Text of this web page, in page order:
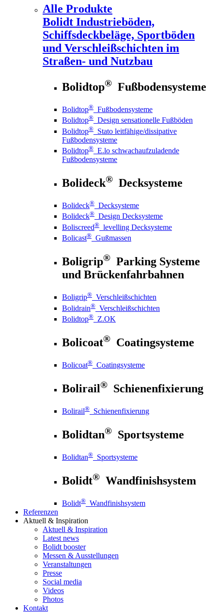
Alle Produkte
Bolidt Industrieböden,
Schiffsdeckbeläge, Sportböden
und Verschleißschichten im
Straßen- und Nutzbau
Bolidtop® Fußbodensysteme
Bolidtop® Fußbodensysteme
Bolidtop® Design sensationelle Fußböden
Bolidtop® Stato leitfähige/dissipative
Fußbodensysteme
Bolidtop® E.lo schwachaufzuladende
Fußbodensysteme
Bolideck® Decksysteme
Bolideck® Decksysteme
Bolideck® Design Decksysteme
Boliscreed® levelling Decksysteme
Bolicast® Gußmassen
Boligrip® Parking Systeme
und Brückenfahrbahnen
Boligrip® Verschleißschichten
Bolidrain® Verschleißschichten
Bolidtop® Z.OK
Bolicoat® Coatingsysteme
Bolicoat® Coatingsysteme
Bolirail® Schienenfixierung
Bolirail® Schienenfixierung
Bolidtan® Sportsysteme
Bolidtan® Sportsysteme
Bolidt® Wandfinishsystem
Bolidt® Wandfinishsystem
Referenzen
Aktuell & Inspiration
Aktuell & Inspiration
Latest news
Bolidt booster
Messen & Ausstellungen
Veranstaltungen
Presse
Social media
Videos
Photos
Kontakt